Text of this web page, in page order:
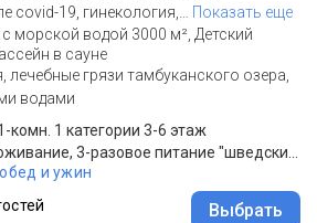
covid-19, гинекология,… Показать еще
морской водой 3000 м², Детский
в сауне
лечебные грязи тамбуканского озера,
водами
комн. 1 категории 3-6 этаж
Оздоровительная: проживание, 3-разовое питание "шведский стол".
и ужин
Выбрать